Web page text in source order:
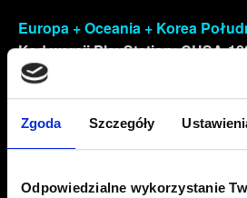
Zgoda Szczegóły
Odpowiedzialne wykorzystanie
Europa + Oceania + Korea
Kod wersji PlayStation: CUSA-
W tym: Andora, Austria, Francja,
Liechtenstein, Luksemburg,
Hiszpania, Szwajcaria, Australia,
Napisy – angielski, francuski,